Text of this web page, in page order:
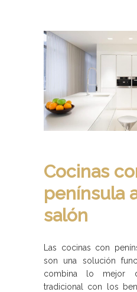
Cocinas
península
salón
Las cocinas con
son una solución
combina lo mejor
tradicional con los